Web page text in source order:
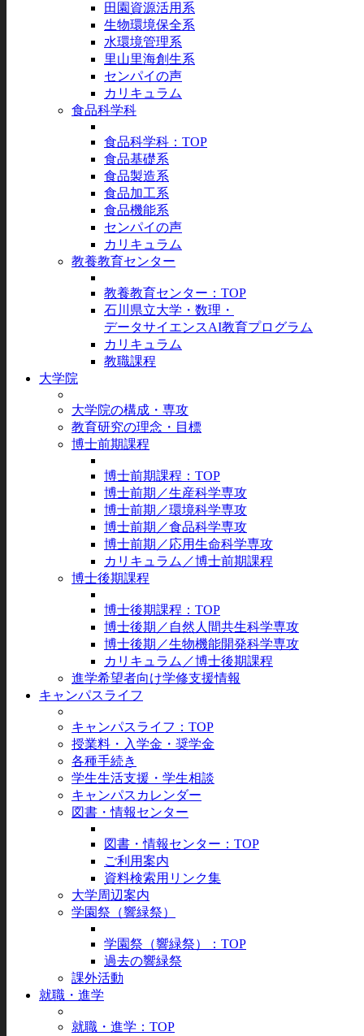
田園資源活用系
生物環境保全系
水環境管理系
里山里海創生系
センパイの声
カリキュラム
食品科学科
食品科学科：TOP
食品基礎系
食品製造系
食品加工系
食品機能系
センパイの声
カリキュラム
教養教育センター
教養教育センター：TOP
石川県立大学・数理・
データサイエンスAI教育プログラム
カリキュラム
教職課程
大学院
大学院の構成・専攻
教育研究の理念・目標
博士前期課程
博士前期課程：TOP
博士前期／生産科学専攻
博士前期／環境科学専攻
博士前期／食品科学専攻
博士前期／応用生命科学専攻
カリキュラム／博士前期課程
博士後期課程
博士後期課程：TOP
博士後期／自然人間共生科学専攻
博士後期／生物機能開発科学専攻
カリキュラム／博士後期課程
進学希望者向け学修支援情報
キャンパスライフ
キャンパスライフ：TOP
授業料・入学金・奨学金
各種手続き
学生生活支援・学生相談
キャンパスカレンダー
図書・情報センター
図書・情報センター：TOP
ご利用案内
資料検索用リンク集
大学周辺案内
学園祭（響緑祭）
学園祭（響緑祭）：TOP
過去の響緑祭
課外活動
就職・進学
就職・進学：TOP